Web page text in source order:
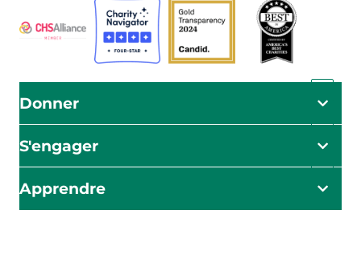
Donner
S'engager
Apprendre